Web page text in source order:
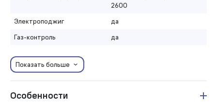
2600
Электроподжиг
да
Газ-контроль
да
Показать больше
Особенности